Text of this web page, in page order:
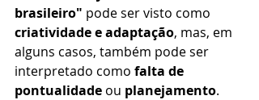
brasileiro" pode ser visto como
criatividade e adaptação, mas, em
alguns casos, também pode ser
interpretado como falta de
pontualidade ou planejamento.